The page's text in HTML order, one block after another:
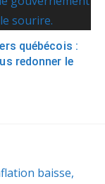
québécois :
redonner le
baisse,